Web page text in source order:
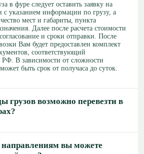
в фуре следует оставить заявку на
с указанием информации по грузу, а
мест и габариты, пункта
Далее после расчета стоимости
и сроки отправки. После
Вам будет предоставлен комплект
соответствующий
РФ. В зависимости от сложности
быть срок от получаса до суток.
грузов возможно перевезти в
вы можете